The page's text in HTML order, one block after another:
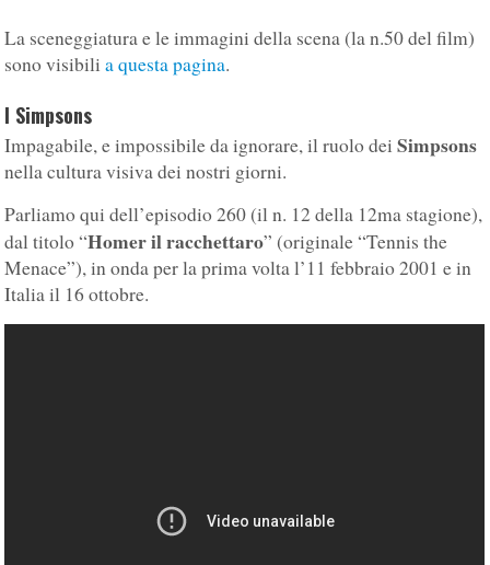
La sceneggiatura e le immagini della scena (la n.50 del film)
sono visibilia questa pagina.
I Simpsons
Impagabile, e impossibile da ignorare, il ruolo dei Simpsons
nella cultura visiva dei nostri giorni.
Parliamo qui dell’episodio 260 (il n. 12 della 12ma stagione),
dal titolo “Homer il racchettaro” (originale “Tennis the
Menace”), in onda per la prima volta l’11 febbraio 2001 e in
Italia il 16 ottobre.